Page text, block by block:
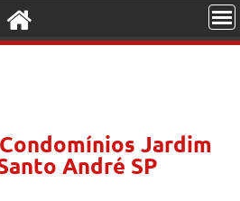
Jardim
André SP